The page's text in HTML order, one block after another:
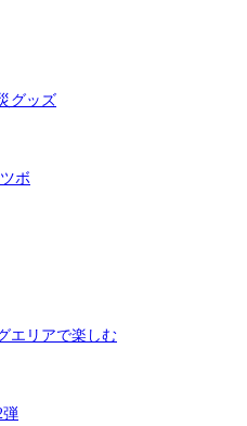
グッズ
ボ
エリアで楽しむ
弾